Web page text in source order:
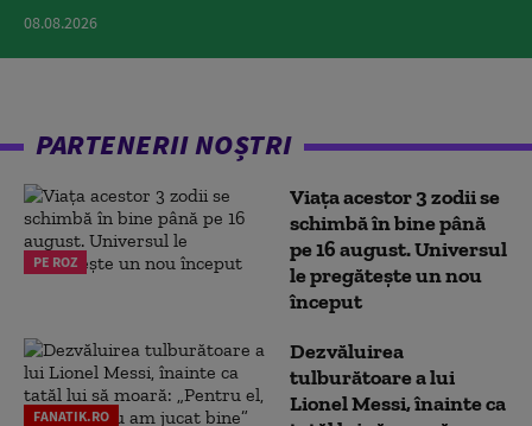
08.08.2026
PARTENERII NOȘTRI
PE ROZ
Viața acestor 3 zodii se
schimbă în bine până
pe 16 august. Universul
le pregătește un nou
început
FANATIK.RO
Dezvăluirea
tulburătoare a lui
Lionel Messi, înainte ca